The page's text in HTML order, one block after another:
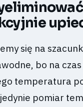
się na
bo na
temperatura
pomiar